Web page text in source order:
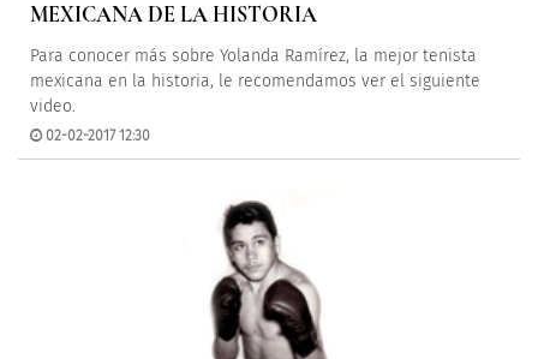
MEXICANA DE LA HISTORIA
Para conocer más sobre Yolanda Ramírez, la mejor tenista
mexicana en la historia, le recomendamos ver el siguiente
video.
02-02-2017 12:30